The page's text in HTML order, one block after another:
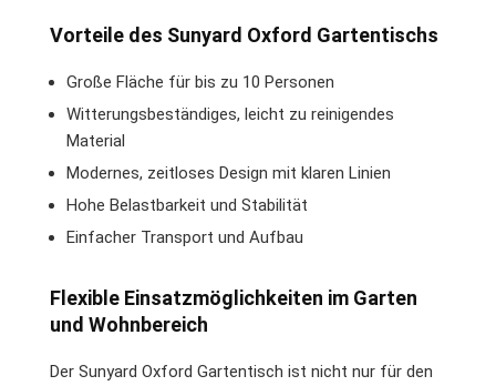
Vorteile des Sunyard Oxford Gartentischs
Große Fläche für bis zu 10 Personen
Witterungsbeständiges, leicht zu reinigendes
Material
Modernes, zeitloses Design mit klaren Linien
Hohe Belastbarkeit und Stabilität
Einfacher Transport und Aufbau
Flexible Einsatzmöglichkeiten im Garten
und Wohnbereich
Der Sunyard Oxford Gartentisch ist nicht nur für den